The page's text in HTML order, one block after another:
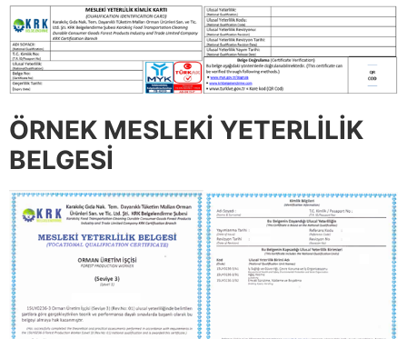
ÖRNEK MESLEKİ YETERLİLİK
BELGESİ